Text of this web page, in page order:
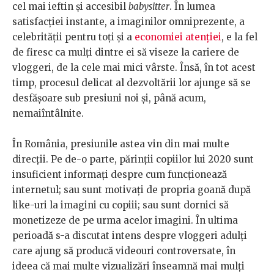
cel mai ieftin și accesibil babysitter. În lumea
satisfacției instante, a imaginilor omniprezente, a
celebrității pentru toți și a economiei atenției, e la fel
de firesc ca mulți dintre ei să viseze la cariere de
vloggeri, de la cele mai mici vârste. Însă, în tot acest
timp, procesul delicat al dezvoltării lor ajunge să se
desfășoare sub presiuni noi și, până acum,
nemaiîntâlnite.
În România, presiunile astea vin din mai multe
direcții. Pe de-o parte, părinții copiilor lui 2020 sunt
insuficient informați despre cum funcționează
internetul; sau sunt motivați de propria goană după
like-uri la imagini cu copiii; sau sunt dornici să
monetizeze de pe urma acelor imagini. În ultima
perioadă s-a discutat intens despre vloggeri adulți
care ajung să producă videouri controversate, în
ideea că mai multe vizualizări înseamnă mai mulți